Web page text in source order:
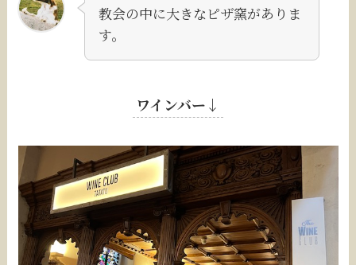
教会の中に大きなピザ窯がありま
す。
ワインバー↓